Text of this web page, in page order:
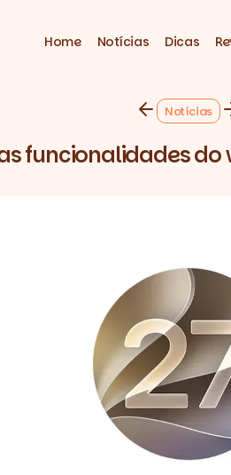
Home Notícias Dicas
Notícias
funcionalidades do